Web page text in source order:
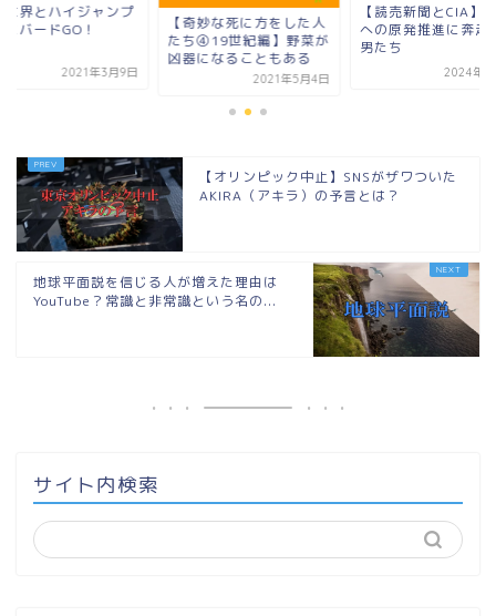
妙な死に方をした人
④19世紀編】野菜が
2021年5月4日
【読売新聞とCIA】日本
への原発推進に奔走した
男たち
2024年5月6日
地底世界とハイジャ
作戦にバードGO！
2021年3
【オリンピック中止】SNSがザワついた
AKIRA（アキラ）の予言とは？
地球平面説を信じる人が増えた理由は
YouTube？常識と非常識という名の...
サイト内検索